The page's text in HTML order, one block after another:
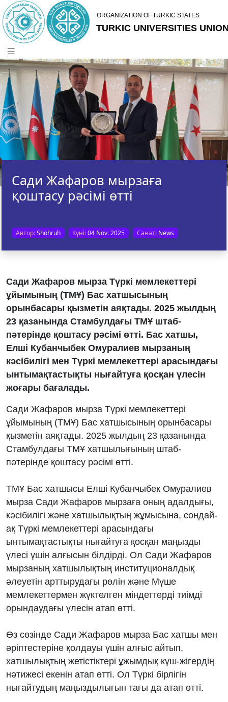
Сади Жафаров мырзаға
қоштасу рәсімі өтті
Автор:Shohruh Күні:04 Nov. 2025 Санат: News
Сади Жафаров мырза Түркі мемлекеттері
ұйымының (ТМҰ) Бас хатшысының
орынбасары қызметін аяқтады. 2025 жылдың
23 қазанында Стамбулдағы ТМҰ штаб-
пәтерінде қоштасу рәсімі өтті. Бас хатшы,
Елші Кубанчыбек Омуралиев мырзаның
кәсібилігі мен Түркі мемлекеттері арасындағы
ынтымақтастықты нығайтуға қосқан үлесін
жоғары бағалады.
Сади Жафаров мырза Түркі мемлекеттері
ұйымының (ТМҰ) Бас хатшысының орынбасары
қызметін аяқтады. 2025 жылдың 23 қазанында
Стамбулдағы ТМҰ хатшылығының штаб-
пәтерінде қоштасу рәсімі өтті.
ТМҰ Бас хатшысы Елші Кубанчыбек Омуралиев
мырза Сади Жафаров мырзаға оның адалдығы,
кәсібилігі және хатшылықтың жұмысына, сондай-
ақ Түркі мемлекеттері арасындағы
ынтымақтастықты нығайтуға қосқан маңызды
үлесі үшін алғысын білдірді. Ол Сади Жафаров
мырзаның хатшылықтың институционалдық
әлеуетін арттырудағы рөлін және Мүше
мемлекеттермен жүктелген міндеттерді тиімді
орындаудағы үлесін атап өтті.
Өз сөзінде Сади Жафаров мырза Бас хатшы мен
әріптестеріне қолдауы үшін алғыс айтып,
хатшылықтың жетістіктері ұжымдық күш-жігердің
нәтижесі екенін атап өтті. Ол Түркі бірлігін
нығайтудың маңыздылығын тағы да атап өтті.